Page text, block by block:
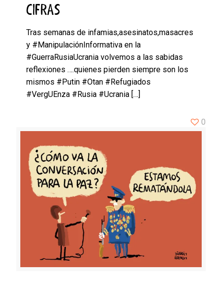
CIFRAS
Tras semanas de infamias,asesinatos,masacres
y #ManipulaciónInformativa en la
#GuerraRusiaUcrania volvemos a las sabidas
reflexiones ….quienes pierden siempre son los
mismos #Putin #Otan #Refugiados
#VergUEnza #Rusia #Ucrania […]
0